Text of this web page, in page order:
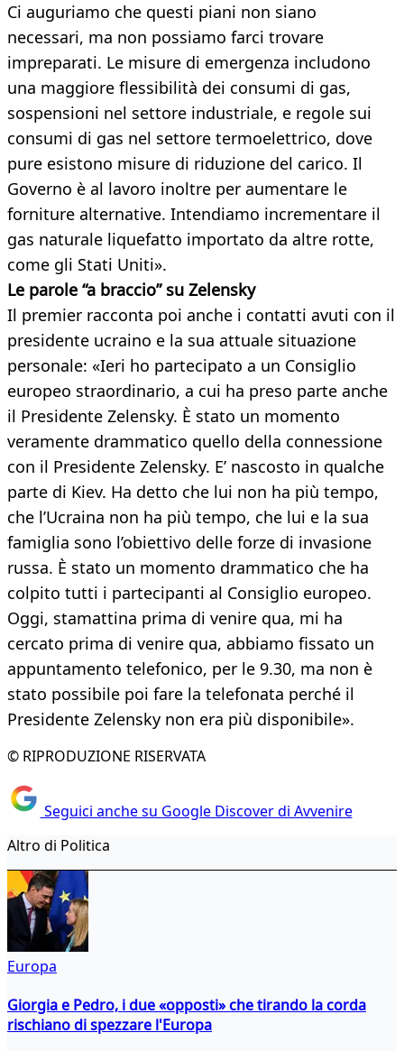
Ci auguriamo che questi piani non siano
necessari, ma non possiamo farci trovare
impreparati. Le misure di emergenza includono
una maggiore flessibilità dei consumi di gas,
sospensioni nel settore industriale, e regole sui
consumi di gas nel settore termoelettrico, dove
pure esistono misure di riduzione del carico. Il
Governo è al lavoro inoltre per aumentare le
forniture alternative. Intendiamo incrementare il
gas naturale liquefatto importato da altre rotte,
come gli Stati Uniti».
Le parole “a braccio” su Zelensky
Il premier racconta poi anche i contatti avuti con il
presidente ucraino e la sua attuale situazione
personale: «Ieri ho partecipato a un Consiglio
europeo straordinario, a cui ha preso parte anche
il Presidente Zelensky. È stato un momento
veramente drammatico quello della connessione
con il Presidente Zelensky. E’ nascosto in qualche
parte di Kiev. Ha detto che lui non ha più tempo,
che l’Ucraina non ha più tempo, che lui e la sua
famiglia sono l’obiettivo delle forze di invasione
russa. È stato un momento drammatico che ha
colpito tutti i partecipanti al Consiglio europeo.
Oggi, stamattina prima di venire qua, mi ha
cercato prima di venire qua, abbiamo fissato un
appuntamento telefonico, per le 9.30, ma non è
stato possibile poi fare la telefonata perché il
Presidente Zelensky non era più disponibile».
© RIPRODUZIONE RISERVATA
Seguici anche su Google Discover di Avvenire
Altro di Politica
Europa
Giorgia e Pedro, i due «opposti» che tirando la corda
rischiano di spezzare l'Europa